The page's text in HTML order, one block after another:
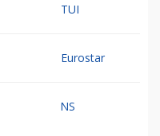
TUI
Eurostar
NS